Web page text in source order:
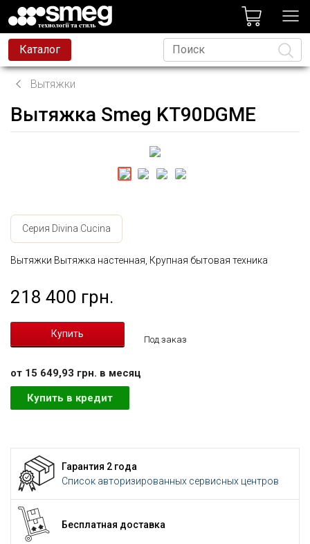
Каталог
Вытяжки
Вытяжка Smeg KT90DGME
Серия Divina Cucina
Вытяжки Вытяжка настенная, Крупная бытовая техника
218 400 грн.
Под заказ
от 15 649,93 грн. в месяц
Купить в кредит
Гарантия 2 года
Список авторизированных сервисных центров
Бесплатная доставка